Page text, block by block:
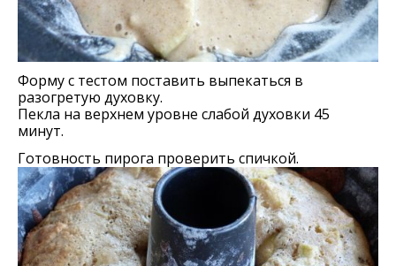
Форму с тестом поставить выпекаться в
разогретую духовку.
Пекла на верхнем уровне слабой духовки 45
минут.
Готовность пирога проверить спичкой.